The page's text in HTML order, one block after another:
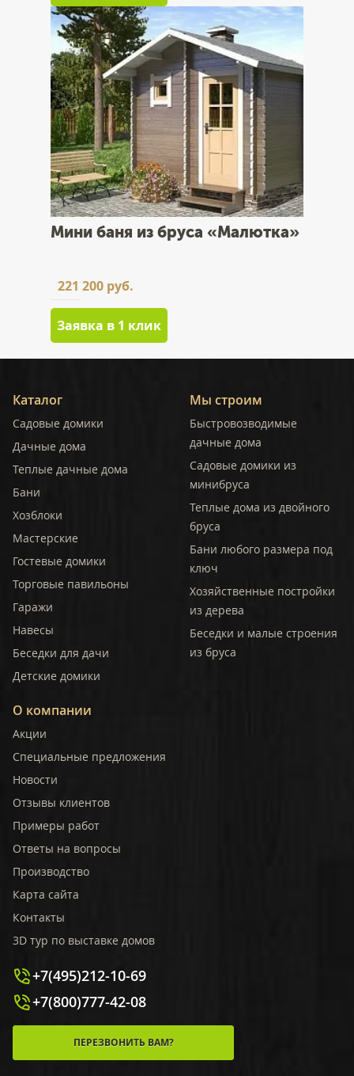
Мини баня из бруса «Малютка»
221 200 руб.
Заявка в 1 клик
Каталог
Садовые домики
Дачные дома
Теплые дачные дома
Бани
Хозблоки
Мастерские
Гостевые домики
Торговые павильоны
Гаражи
Навесы
Беседки для дачи
Детские домики
Мы строим
Быстровозводимые
дачные дома
Садовые домики из
минибруса
Теплые дома из двойного
бруса
Бани любого размера под
ключ
Хозяйственные постройки
из дерева
Беседки и малые строения
из бруса
О компании
Акции
Специальные предложения
Новости
Отзывы клиентов
Примеры работ
Ответы на вопросы
Производство
Карта сайта
Контакты
3D тур по выставке домов
+7(495)212-10-69
+7(800)777-42-08
ПЕРЕЗВОНИТЬ ВАМ?